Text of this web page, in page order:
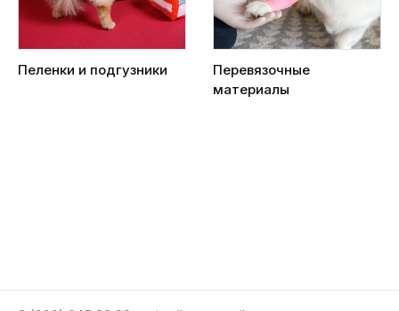
Пеленки и подгузники
Перевязочные
материалы